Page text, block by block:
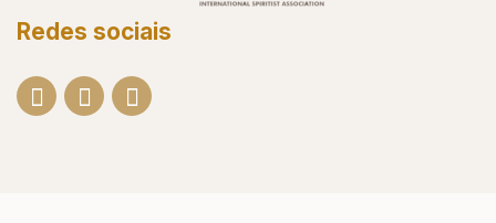
Redes sociais